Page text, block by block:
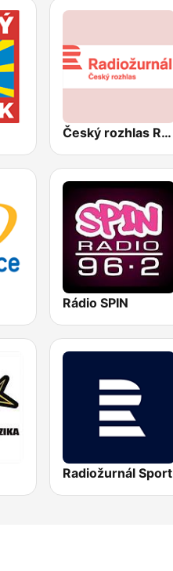
Český rozhlas Radiožurnál
Rádio SPIN
Radiožurnál Sport